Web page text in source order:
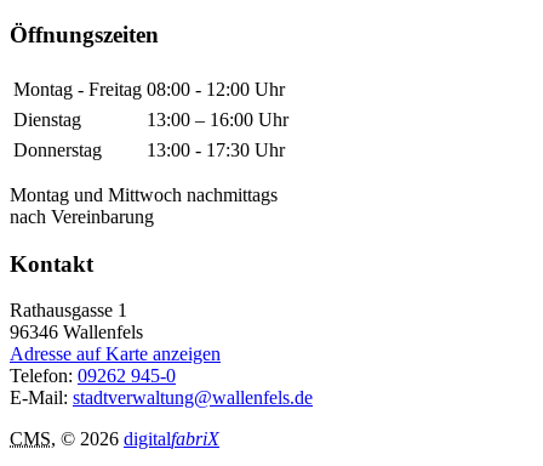
Öffnungszeiten
Montag - Freitag 08:00 - 12:00 Uhr
Dienstag
13:00 – 16:00 Uhr
Donnerstag
13:00 - 17:30 Uhr
Montag und Mittwoch nachmittags
nach Vereinbarung
Kontakt
Rathausgasse 1
96346 Wallenfels
Adresse auf Karte anzeigen
Telefon: 09262 945-0
E-Mail: stadtverwaltung@wallenfels.de
CMS, © 2026 digitalfabriX